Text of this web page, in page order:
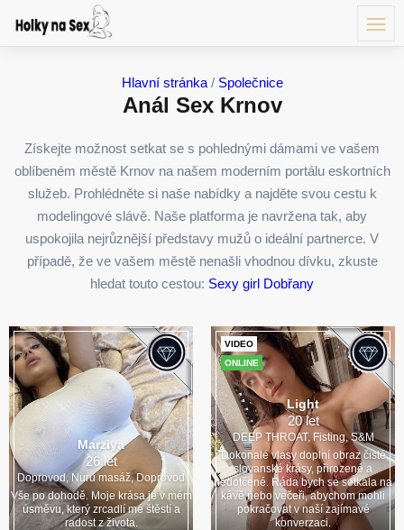
Hlavní stránka/ Společnice
Anál Sex Krnov
Získejte možnost setkat se s pohlednými dámami ve vašem
oblíbeném městě Krnov na našem moderním portálu eskortních
služeb. Prohlédněte si naše nabídky a najděte svou cestu k
modelingové slávě. Naše platforma je navržena tak, aby
uspokojila nejrůznější představy mužů o ideální partnerce. V
případě, že ve vašem městě nenašli vhodnou dívku, zkuste
hledat touto cestou: Sexy girl Dobřany
Marziya
26 let
Doprovod, Nuru masáž, Doprovod
Vše po dohodě. Moje krása je v mém
úsměvu, který zrcadlí mé štěstí a
radost z života.
ONLINE
VIDEO
Light
20 let
DEEP THROAT, Fisting, S&M
Dokonalé vlasy doplní obraz čisté
slovanské krásy, přirozené a
nedotčené. Ráda bych se setkala na
kávě nebo večeři, abychom mohli
pokračovat v naší zajímavé
konverzaci.